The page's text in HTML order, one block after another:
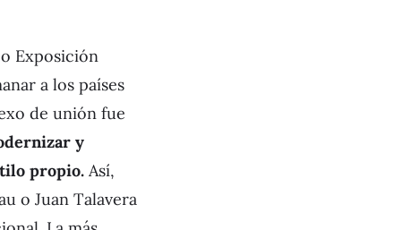
o Exposición
a los países
de unión fue
y
propio. Así,
o Juan Talavera